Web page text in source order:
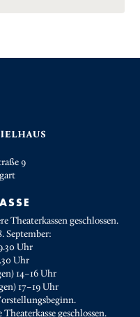
9
Theaterkassen geschlossen.
September:
Uhr
Uhr
14–16 Uhr
17–19 Uhr
geschlossen.